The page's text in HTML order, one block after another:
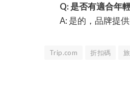
Q: 是否有適合年
A: 是的，品牌提
Trip.com 折扣碼